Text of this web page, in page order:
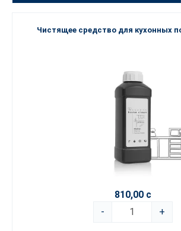
Чистящее средство для кухонных
810,00 с
-
+